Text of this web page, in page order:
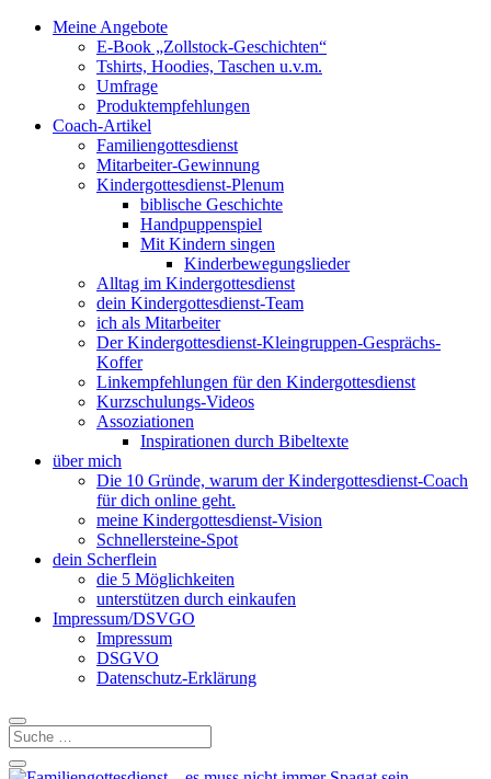
Meine Angebote
E-Book „Zollstock-Geschichten“
Tshirts, Hoodies, Taschen u.v.m.
Umfrage
Produktempfehlungen
Coach-Artikel
Familiengottesdienst
Mitarbeiter-Gewinnung
Kindergottesdienst-Plenum
biblische Geschichte
Handpuppenspiel
Mit Kindern singen
Kinderbewegungslieder
Alltag im Kindergottesdienst
dein Kindergottesdienst-Team
ich als Mitarbeiter
Der Kindergottesdienst-Kleingruppen-Gesprächs-
Koffer
Linkempfehlungen für den Kindergottesdienst
Kurzschulungs-Videos
Assoziationen
Inspirationen durch Bibeltexte
über mich
Die 10 Gründe, warum der Kindergottesdienst-Coach
für dich online geht.
meine Kindergottesdienst-Vision
Schnellersteine-Spot
dein Scherflein
die 5 Möglichkeiten
unterstützen durch einkaufen
Impressum/DSVGO
Impressum
DSGVO
Datenschutz-Erklärung